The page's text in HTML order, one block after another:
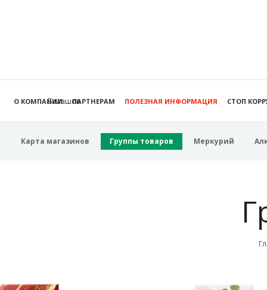
Балашов
О КОМПАНИИ ПАРТНЕРАМ ПОЛЕЗНАЯ ИНФОРМАЦИЯ СТОП
Карта магазинов Группы товаров Меркурий